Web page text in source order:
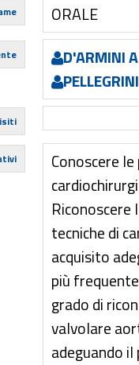
ORALE
D'ARMINI
Conoscere
Riconoscere
tecniche di
acquisito
più
grado di
valvolare
adeguando